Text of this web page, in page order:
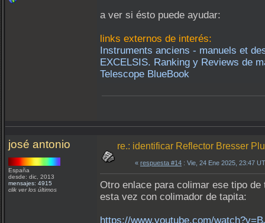
a ver si ésto puede ayudar:
links externos de interés:
Instruments anciens - manuels et
EXCELSIS. Ranking y Reviews de
Telescope BlueBook
josé antonio
España
desde: dic, 2013
mensajes: 4915
clik ver los últimos
re.: identificar Reflector Bresser
« respuesta #14 : Vie, 24 Ene 2025, 23:47
Otro enlace para colimar ese tipo de
esta vez con colimador de tapita:
https://www.youtube.com/